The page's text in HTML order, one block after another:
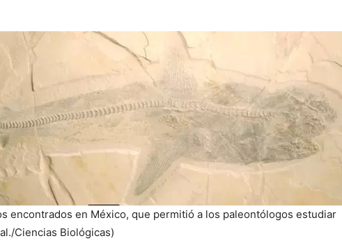
encontrados en México, que permitió a los paleontólogos estudiar
Ciencias Biológicas)